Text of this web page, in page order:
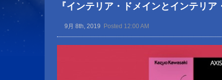
『インテリア・ドメインとインテリ
9月 8th, 2019 Posted 12:00 AM